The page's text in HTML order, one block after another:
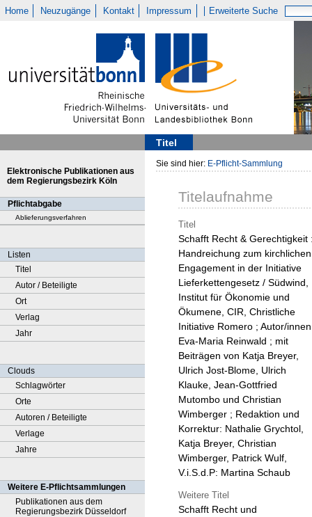
Home Neuzugänge Kontakt Impressum Erweiterte Suche
Titel
Elektronische Publikationen aus
dem Regierungsbezirk Köln
Pflichtabgabe
Ablieferungsverfahren
Listen
Titel
Autor / Beteiligte
Ort
Verlag
Jahr
Clouds
Schlagwörter
Orte
Autoren / Beteiligte
Verlage
Jahre
Weitere E-Pflichtsammlungen
Publikationen aus dem
Regierungsbezirk Düsseldorf
Sie sind hier: E-Pflicht-Sammlung
Titelaufnahme
Titel
Schafft Recht & Gerechtigkeit
Handreichung zum kirchlichen
Engagement in der Initiative
Lieferkettengesetz / Südwind,
Institut für Ökonomie und
Ökumene, CIR, Christliche
Initiative Romero ; Autor/
Eva-Maria Reinwald ; mit
Beiträgen von Katja Breyer,
Ulrich Jost-Blome, Ulrich
Klauke, Jean-Gottfried
Mutombo und Christian
Wimberger ; Redaktion und
Korrektur: Nathalie Grychtol,
Katja Breyer, Christian
Wimberger, Patrick Wulf,
V.i.S.d.P: Martina Schaub
Weitere Titel
Schafft Recht und